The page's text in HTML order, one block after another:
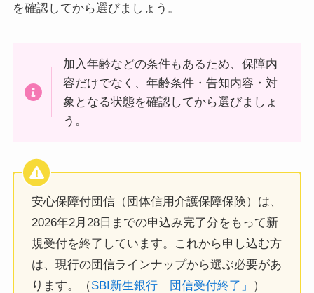
を確認してから選びましょう。
加入年齢などの条件もあるため、保障内
容だけでなく、年齢条件・告知内容・対
象となる状態を確認してから選びましょ
う。
安心保障付団信（団体信用介護保障保険）は、
2026年2月28日までの申込み完了分をもって新
規受付を終了しています。これから申し込む方
は、現行の団信ラインナップから選ぶ必要があ
ります。（SBI新生銀行「団信受付終了」 ）